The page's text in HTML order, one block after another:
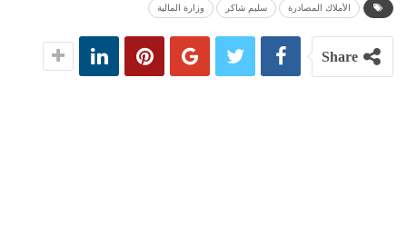
الأملاك المصادرة سليم شاكر وزارة المالية
Share